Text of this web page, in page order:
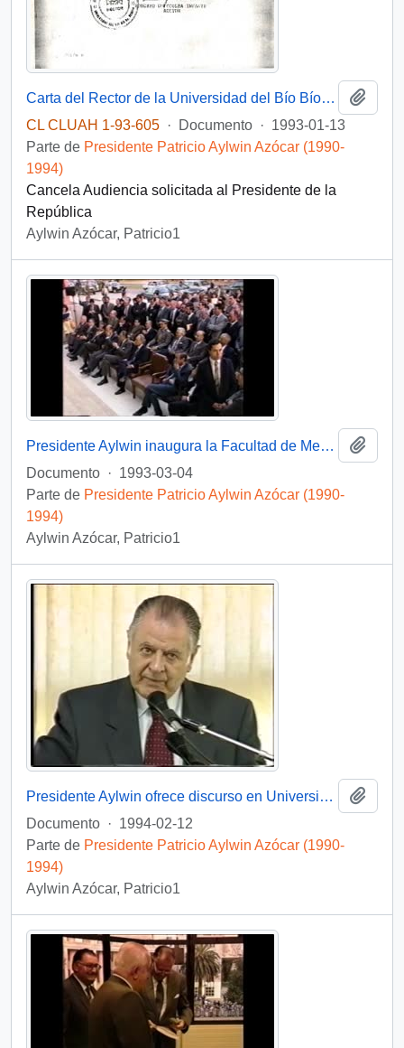
Carta del Rector de la Universidad del Bío Bío, sr. Roberto Goycoolea Infante, dirigida al Jefe de Gabinete de la Presidencia de la República, sr. Carlos Bascuñán
CL CLUAH 1-93-605 · Documento · 1993-01-13
Parte de Presidente Patricio Aylwin Azócar (1990-
1994)
Cancela Audiencia solicitada al Presidente de la
República
Aylwin Azócar, Patricio1
Presidente Aylwin inaugura la Facultad de Medicina de la Universidad de Concepción: video
Documento · 1993-03-04
Parte de Presidente Patricio Aylwin Azócar (1990-
1994)
Aylwin Azócar, Patricio1
Presidente Aylwin ofrece discurso en Universidad de Concepción: video
Documento · 1994-02-12
Parte de Presidente Patricio Aylwin Azócar (1990-
1994)
Aylwin Azócar, Patricio1